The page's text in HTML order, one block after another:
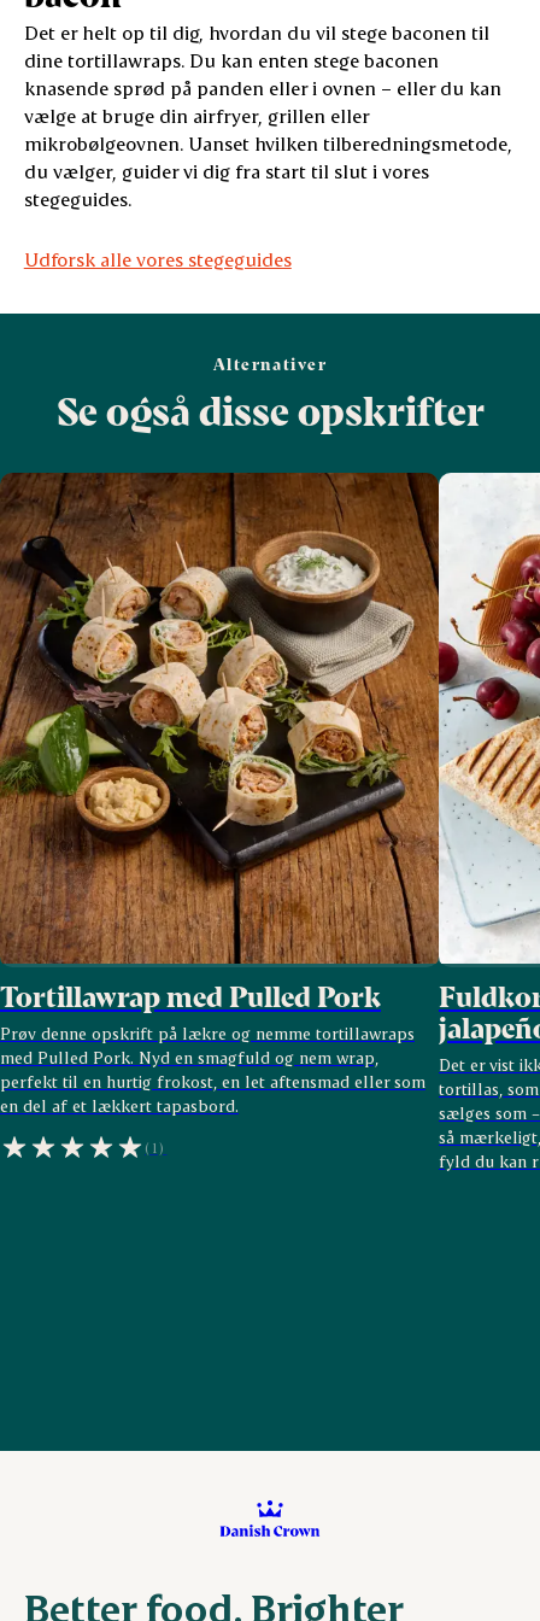
Det er helt op til dig, hvordan du vil stege baconen til
dine tortillawraps. Du kan enten stege baconen
knasende sprød på panden eller i ovnen – eller du kan
vælge at bruge din airfryer, grillen eller
mikrobølgeovnen. Uanset hvilken tilberedningsmetode,
du vælger, guider vi dig fra start til slut i vores
stegeguides.
Udforsk alle vores stegeguides
Alternativer
Se også disse opskrifter
Tortillawrap med Pulled Pork
Prøv denne opskrift på lækre og nemme tortillawraps
med Pulled Pork. Nyd en smagfuld og nem wrap,
perfekt til en hurtig frokost, en let aftensmad eller som
en del af et lækkert tapasbord.
(1)
Det er vist
tortillas,
sælges som
så
fyld du kan
Better food. Brighter